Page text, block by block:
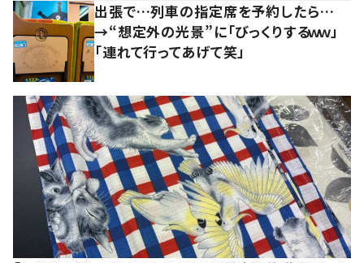
出張で…列車の指定席を予約したら…
→“想定外の光景”に「びっくりするｗｗ」
「連れて行ってあげて笑」